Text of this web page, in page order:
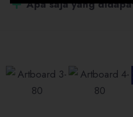
Apa saja yang